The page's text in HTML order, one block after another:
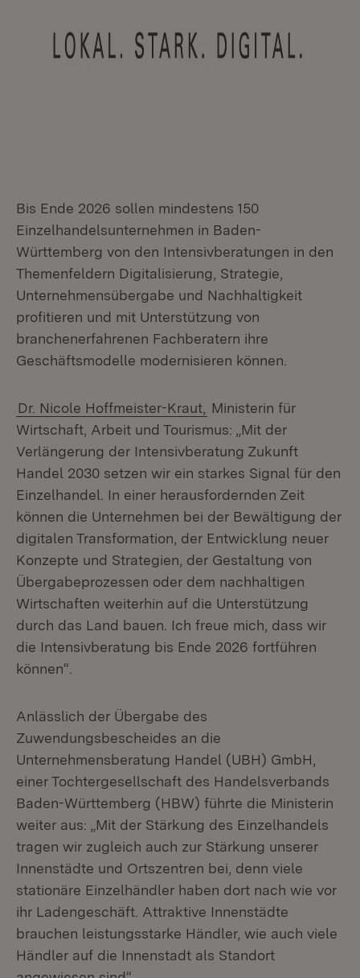
Bis Ende 2026 sollen mindestens 150
Einzelhandelsunternehmen in Baden-
Württemberg von den Intensivberatungen in den
Themenfeldern Digitalisierung, Strategie,
Unternehmensübergabe und Nachhaltigkeit
profitieren und mit Unterstützung von
branchenerfahrenen Fachberatern ihre
Geschäftsmodelle modernisieren können.
Dr. Nicole Hoffmeister-Kraut, Ministerin für
Wirtschaft, Arbeit und Tourismus: „Mit der
Verlängerung der Intensivberatung Zukunft
Handel 2030 setzen wir ein starkes Signal für den
Einzelhandel. In einer herausfordernden Zeit
können die Unternehmen bei der Bewältigung der
digitalen Transformation, der Entwicklung neuer
Konzepte und Strategien, der Gestaltung von
Übergabeprozessen oder dem nachhaltigen
Wirtschaften weiterhin auf die Unterstützung
durch das Land bauen. Ich freue mich, dass wir
die Intensivberatung bis Ende 2026 fortführen
können“.
Anlässlich der Übergabe des
Zuwendungsbescheides an die
Unternehmensberatung Handel (UBH) GmbH,
einer Tochtergesellschaft des Handelsverbands
Baden-Württemberg (HBW) führte die Ministerin
weiter aus: „Mit der Stärkung des Einzelhandels
tragen wir zugleich auch zur Stärkung unserer
Innenstädte und Ortszentren bei, denn viele
stationäre Einzelhändler haben dort nach wie vor
ihr Ladengeschäft. Attraktive Innenstädte
brauchen leistungsstarke Händler, wie auch viele
Händler auf die Innenstadt als Standort